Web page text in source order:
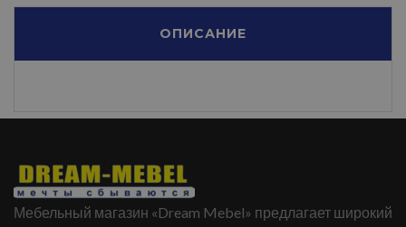
ОПИСАНИЕ
Мебельный магазин «Dream Mebel» предлагает широкий